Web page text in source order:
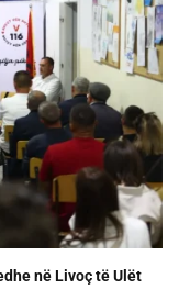
në Livoç të Ulët